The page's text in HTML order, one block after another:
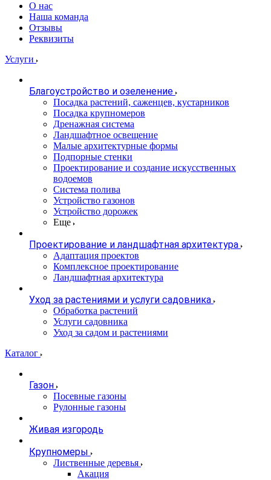
О нас
Наша команда
Отзывы
Реквизиты
Услуги
Благоустройство и озеленение
Посадка растений, саженцев, кустарников
Посадка крупномеров
Дренажная система
Ландшафтное освещение
Малые архитектурные формы
Подпорные стенки
Проектирование и создание искусственных
водоемов
Система полива
Устройство газонов
Устройство дорожек
Еще
Проектирование и ландшафтная архитектура
Адаптация проектов
Комплексное проектирование
Ландшафтная архитектура
Уход за растениями и услуги садовника
Обработка растений
Услуги садовника
Уход за садом и растениями
Каталог
Газон
Посевные газоны
Рулонные газоны
Живая изгородь
Крупномеры
Лиственные деревья
Акация